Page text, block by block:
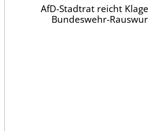
AfD-Stadtrat reicht
Bundeswehr-